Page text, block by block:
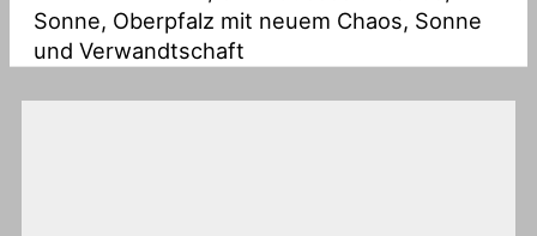
Sonne, Oberpfalz mit neuem Chaos, Sonne
und Verwandtschaft